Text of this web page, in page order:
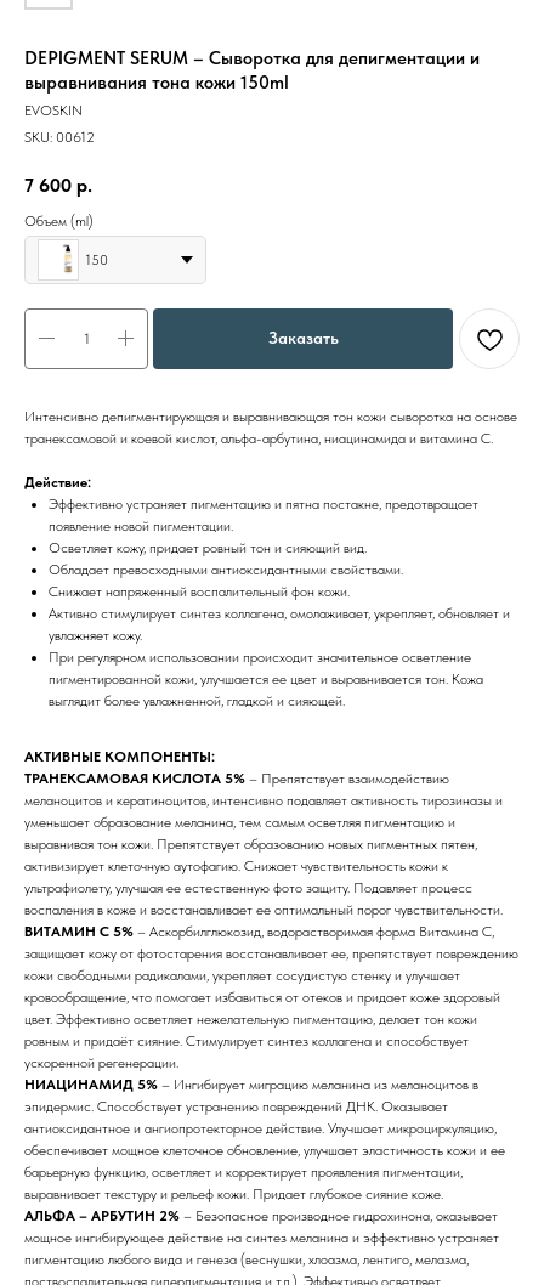
DEPIGMENT SERUM – Сыворотка для депигментации и
выравнивания тона кожи 150ml
EVOSKIN
SKU: 00612
7 600 р.
Объем (ml)
150
Заказать
Интенсивно депигментирующая и выравнивающая тон кожи сыворотка на основе
транексамовой и коевой кислот, альфа-арбутина, ниацинамида и витамина С.
Действие:
Эффективно устраняет пигментацию и пятна постакне, предотвращает
появление новой пигментации.
Осветляет кожу, придает ровный тон и сияющий вид.
Обладает превосходными антиоксидантными свойствами.
Снижает напряженный воспалительный фон кожи.
Активно стимулирует синтез коллагена, омолаживает, укрепляет, обновляет и
увлажняет кожу.
При регулярном использовании происходит значительное осветление
пигментированной кожи, улучшается ее цвет и выравнивается тон. Кожа
выглядит более увлажненной, гладкой и сияющей.
АКТИВНЫЕ КОМПОНЕНТЫ:
ТРАНЕКСАМОВАЯ КИСЛОТА 5% – Препятствует взаимодействию
меланоцитов и кератиноцитов, интенсивно подавляет активность тирозиназы и
уменьшает образование меланина, тем самым осветляя пигментацию и
выравнивая тон кожи. Препятствует образованию новых пигментных пятен,
активизирует клеточную аутофагию. Снижает чувствительность кожи к
ультрафиолету, улучшая ее естественную фото защиту. Подавляет процесс
воспаления в коже и восстанавливает ее оптимальный порог чувствительности.
ВИТАМИН С 5% – Аскорбилглюкозид, водорастворимая форма Витамина С,
защищает кожу от фотостарения восстанавливает ее, препятствует повреждению
кожи свободными радикалами, укрепляет сосудистую стенку и улучшает
кровообращение, что помогает избавиться от отеков и придает коже здоровый
цвет. Эффективно осветляет нежелательную пигментацию, делает тон кожи
ровным и придаёт сияние. Стимулирует синтез коллагена и способствует
ускоренной регенерации.
НИАЦИНАМИД 5% – Ингибирует миграцию меланина из меланоцитов в
эпидермис. Способствует устранению повреждений ДНК. Оказывает
антиоксидантное и ангиопротекторное действие. Улучшает микроциркуляцию,
обеспечивает мощное клеточное обновление, улучшает эластичность кожи и ее
барьерную функцию, осветляет и корректирует проявления пигментации,
выравнивает текстуру и рельеф кожи. Придает глубокое сияние коже.
АЛЬФА – АРБУТИН 2% – Безопасное производное гидрохинона, оказывает
мощное ингибирующее действие на синтез меланина и эффективно устраняет
пигментацию любого вида и генеза (веснушки, хлоазма, лентиго, мелазма,
поствоспалительная гиперпигментация и т.д.). Эффективно осветляет